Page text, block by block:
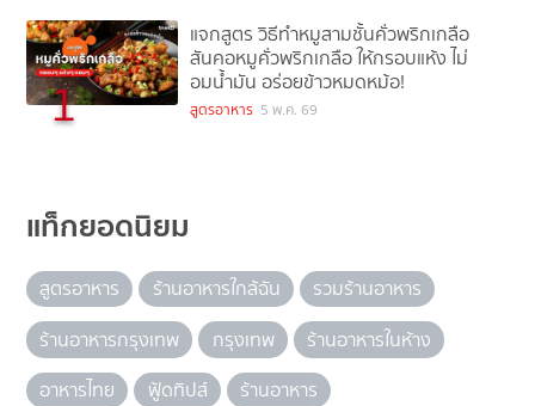
1
แจกสูตร วิธีทำหมูสามชั้นคั่วพริกเกลือ
สันคอหมูคั่วพริกเกลือ ให้กรอบแห้ง ไม่
อมน้ำมัน อร่อยข้าวหมดหม้อ!
สูตรอาหาร 5 พ.ค. 69
แท็กยอดนิยม
สูตรอาหาร ร้านอาหารใกล้ฉัน
รวมร้านอาหาร
ร้านอาหารกรุงเทพ
กรุงเทพ
ร้านอาหารในห้าง
อาหารไทย
ฟู้ดทิปส์
ร้านอาหาร